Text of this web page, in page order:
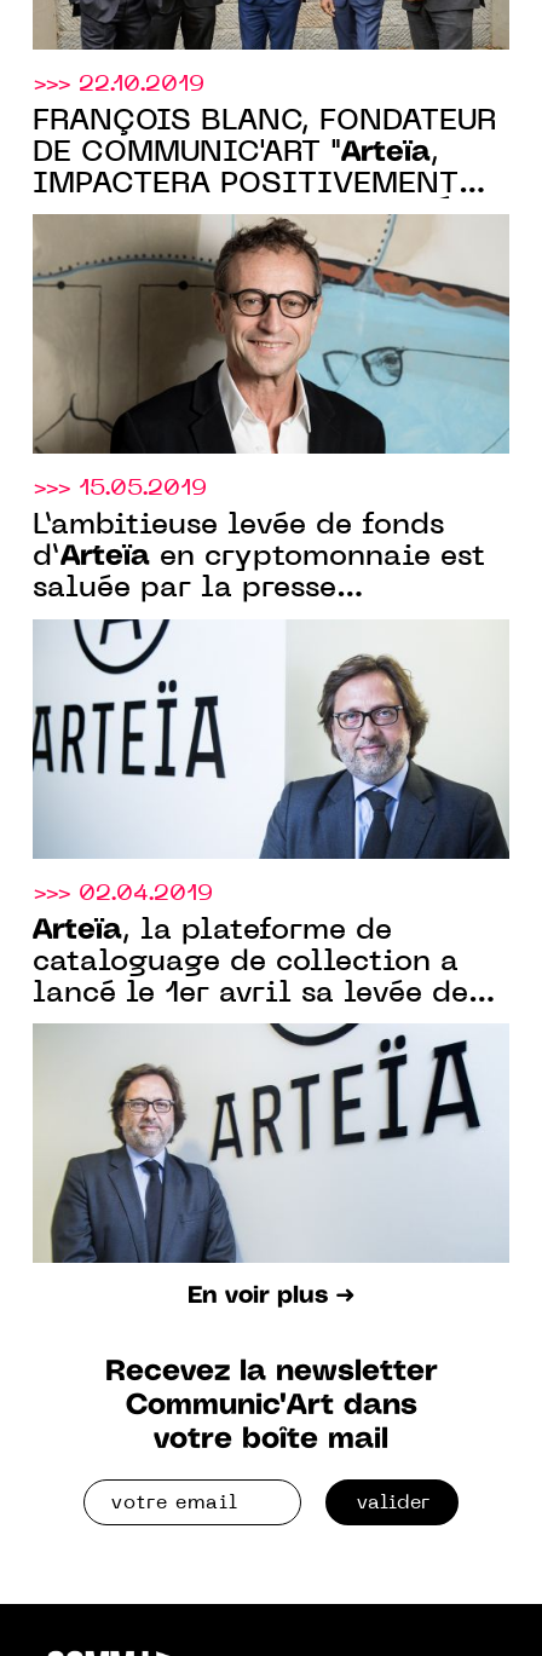
>>> 22.10.2019
FRANÇOIS BLANC, FONDATEUR
DE COMMUNIC'ART "Arteïa,
IMPACTERA POSITIVEMENT
LES PRATIQUES DU MARCHÉ DE
L’ART"
>>> 15.05.2019
L’ambitieuse levée de fonds
d’Arteïa en cryptomonnaie est
saluée par la presse
internationale
>>> 02.04.2019
Arteïa, la plateforme de
cataloguage de collection a
lancé le 1er avril sa levée de
fonds mondiale en
cryptomonnaies
En voir plus ➜
Recevez la newsletter
Communic'Art dans
votre boîte mail
valider